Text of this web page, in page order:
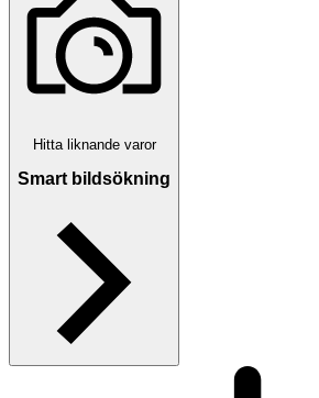
Hitta liknande varor
Smart bildsökning